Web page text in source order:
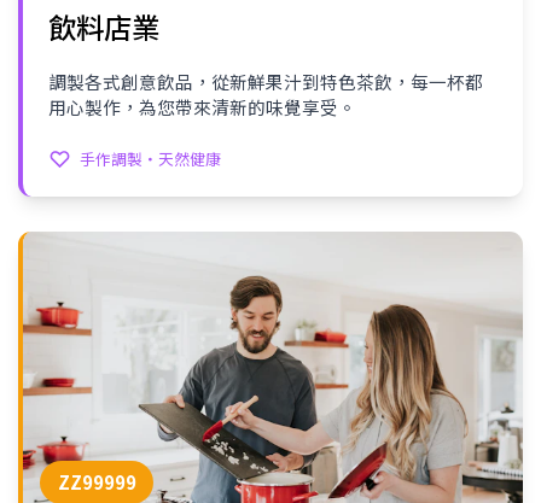
飲料店業
調製各式創意飲品，從新鮮果汁到特色茶飲，每一杯都
用心製作，為您帶來清新的味覺享受。
手作調製・天然健康
ZZ99999